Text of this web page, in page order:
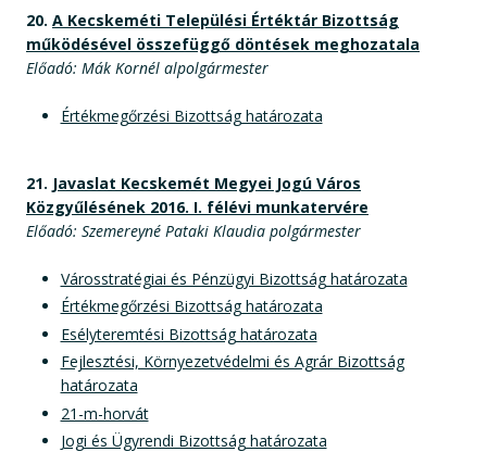
20. A Kecskeméti Települési Értéktár Bizottság
működésével összefüggő döntések meghozatala
Előadó: Mák Kornél alpolgármester
Értékmegőrzési Bizottság határozata
21. Javaslat Kecskemét Megyei Jogú Város
Közgyűlésének 2016. I. félévi munkatervére
Előadó: Szemereyné Pataki Klaudia polgármester
Városstratégiai és Pénzügyi Bizottság határozata
Értékmegőrzési Bizottság határozata
Esélyteremtési Bizottság határozata
Fejlesztési, Környezetvédelmi és Agrár Bizottság
határozata
21-m-horvát
Jogi és Ügyrendi Bizottság határozata